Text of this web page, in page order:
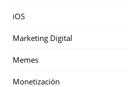
iOS
Marketing Digital
Memes
Monetización